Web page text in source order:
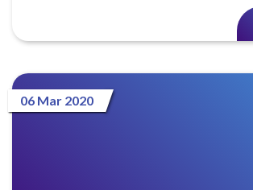
06 Mar 2020